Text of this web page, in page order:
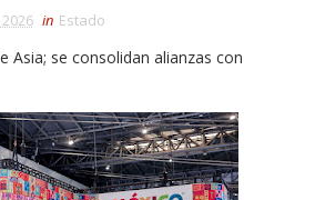
in Estado
Asia; se consolidan alianzas con